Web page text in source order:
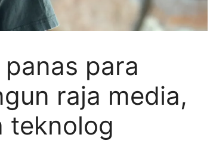
para
raja media,
teknolog